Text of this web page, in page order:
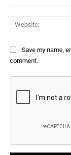
Save my name,
comment.